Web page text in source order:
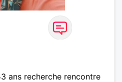
ans recherche rencontre